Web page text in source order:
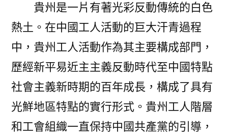
貴州是一片有著光彩反動傳統的白色
熱土。在中國工人活動的巨大汗青過程
中，貴州工人活動作為其主要構成部門，
歷經新平易近主主義反動時代至中國特點
社會主義新時期的百年成長，構成了具有
光鮮地區特點的實行形式。貴州工人階層
和工會組織一直保持中國共產黨的引導，